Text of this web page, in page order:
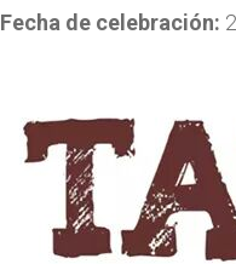
Fecha de celebración: